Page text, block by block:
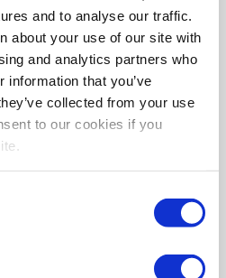
and to analyse our traffic.
about your use of our site with
and analytics partners who
information that you’ve
collected from your use
to our cookies if you